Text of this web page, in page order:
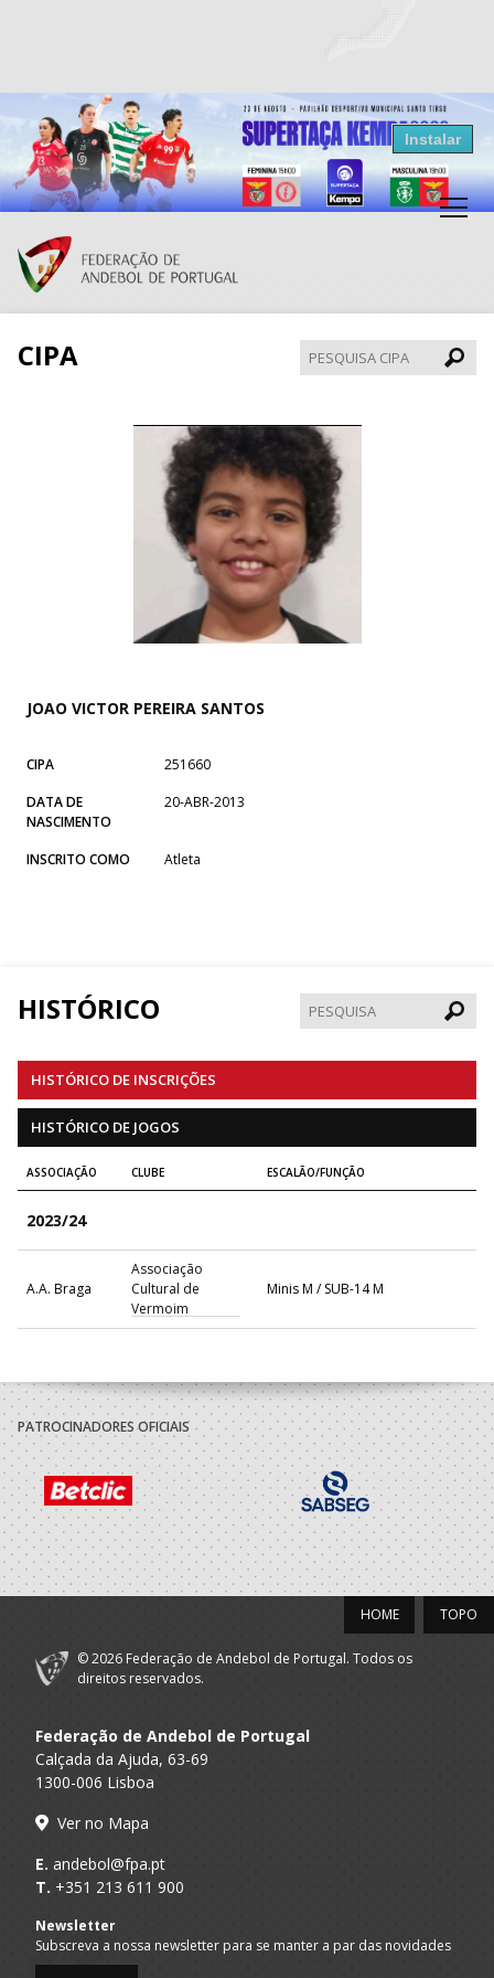
Resultados Andebol
Federação de Andebol de Portugal
Grátis - Disponivel na Play Store
Instalar
CIPA
CIPA
JOAO VICTOR PEREIRA SANTOS
CIPA
251660
DATA DE
NASCIMENTO
20-ABR-2013
INSCRITO COMO Atleta
HISTÓRICO
HISTÓRICO DE INSCRIÇÕES
HISTÓRICO DE JOGOS
ASSOCIAÇÃO CLUBE ESCALÃO/FUNÇÃO
2023/24
A.A. Braga
Associação
Cultural de
Vermoim
Minis M / SUB-14 M
PATROCINADORES OFICIAIS
TOPO
HOME
© 2026 Federação de Andebol de Portugal. Todos os
direitos reservados.
Federação de Andebol de Portugal
Calçada da Ajuda, 63-69
1300-006 Lisboa
Ver no Mapa
E. andebol@fpa.pt
T. +351 213 611 900
Newsletter
Subscreva a nossa newsletter para se manter a par das novidades